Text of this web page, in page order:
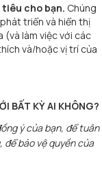
cho bạn. Chúng
triển và hiển thị
(và làm việc với các
và/hoặc vị trí của
BẤT KỲ AI KHÔNG?
ý của bạn, để tuân
bảo vệ quyền của